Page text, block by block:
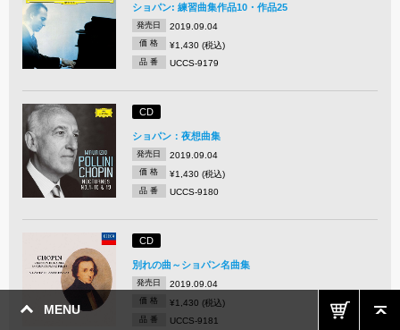
MENU
ショパン: 練習曲集作品10・作品25
発売日 2019.09.04
価 格 ¥1,430 (税込)
品 番 UCCS-9179
CD
ショパン：夜想曲集
発売日 2019.09.04
価 格 ¥1,430 (税込)
品 番 UCCS-9180
CD
別れの曲～ショパン名曲集
発売日 2019.09.04
価 格 ¥1,430 (税込)
品 番 UCCS-9181